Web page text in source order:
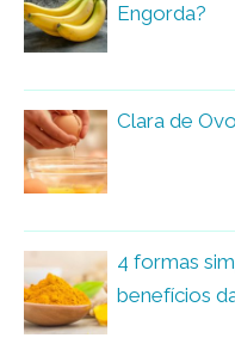
Engorda?
Clara de
4 formas
benefícios